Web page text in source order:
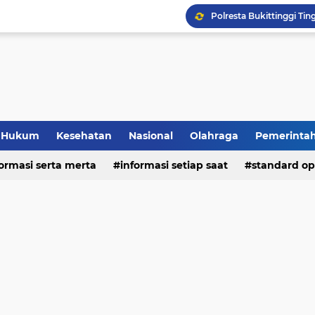
Hukum Kesehatan Nasional Olahraga
serta merta informasi setiap saat standard